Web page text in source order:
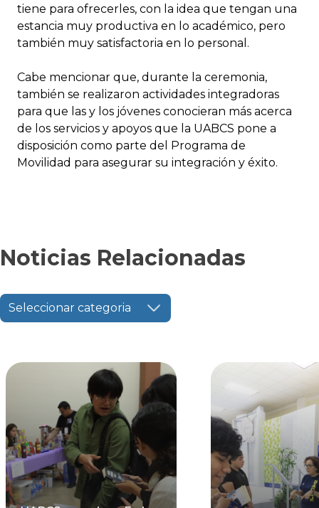
tiene para ofrecerles, con la idea que tengan una
estancia muy productiva en lo académico, pero
también muy satisfactoria en lo personal.
Cabe mencionar que, durante la ceremonia,
también se realizaron actividades integradoras
para que las y los jóvenes conocieran más acerca
de los servicios y apoyos que la UABCS pone a
disposición como parte del Programa de
Movilidad para asegurar su integración y éxito.
Noticias Relacionadas
Seleccionar categoria